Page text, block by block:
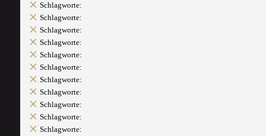
Schlagworte:
Schlagworte:
Schlagworte:
Schlagworte:
Schlagworte:
Schlagworte:
Schlagworte:
Schlagworte:
Schlagworte:
Schlagworte:
Schlagworte: